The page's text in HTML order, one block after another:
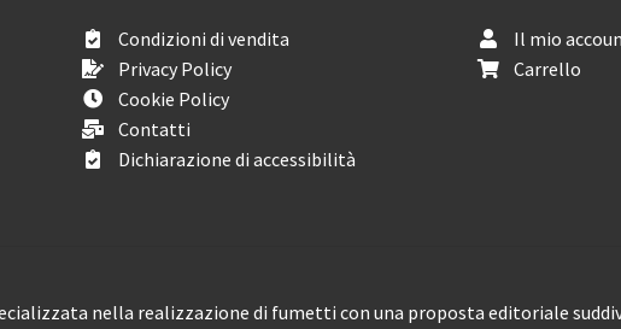
Condizioni di vendita
Privacy Policy
Cookie Policy
Contatti
Dichiarazione di accessibilità
Il mio
Carrello
nella realizzazione di fumetti con una proposta editoriale